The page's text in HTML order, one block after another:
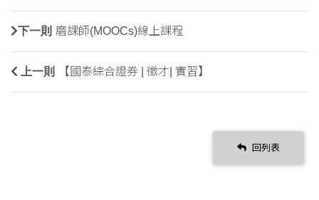
下一則 磨課師(MOOCs)線上課程
上一則 【國泰綜合證券 | 徵才| 實習】
回列表